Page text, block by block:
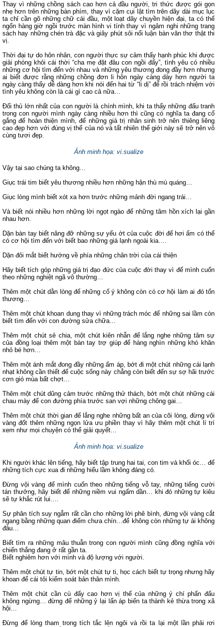
Thay vì những chồng sách cao hơn cả đầu người, tri thức được gói gọn
nhẹ hơn trên những bàn phím, thay vì cặm cụi lật tìm trên dãy dài mục lục
ta chỉ cần gõ những chữ cái đầu, một loạt dây chuyền hiện đại, ta có thể
ngốn hàng giờ ngồi trước màn hình vi tính thay vì ngâm nghi những trang
sách hay những chén trà đặc và giây phút sôi nổi luận bàn văn thơ thật thi
vị.
Thời đại tự do hôn nhân, con người thực sự cảm thấy hạnh phúc khi được
giải phóng khỏi cái thời “cha mẹ đặt đâu con ngồi đấy”, tình yêu có nhiều
những cơ hội tìm đến với nhau và những yêu thương đong đầy hơn nhưng
ai biết được rằng những chồng đơn li hôn ngày càng dày hơn người ta
ngày càng thấy dễ dàng hơn khi nói đến hai từ “li dị” để rồi trách nhiệm với
tình yêu không còn là cái gì cao cả nữa…
Đối thủ lớn nhất của con người là chính mình, khi ta thấy những đấu tranh
trong con người mình ngày càng nhiều hơn thì cũng có nghĩa ta đang cố
gắng để hoàn thiện mình, để những giá trị nhân sinh trở nên thiêng liêng
cao đẹp hơn với đúng vị thế của nó và tất nhiên thế giới này sẽ trở nên vô
cùng tươi đẹp.
Ảnh minh họa: vi.sualize
Vậy tại sao chúng ta không…
Giục trái tim biết yêu thương nhiều hơn những hận thù mù quáng…
Giục lòng mình biết xót xa hơn trước những mảnh đời ngang trái…
Và biết nói nhiều hơn những lời ngọt ngào để những tâm hồn xích lại gần
nhau hơn.
Dặn bàn tay biết nâng đỡ những sự yếu ớt của cuộc đời để hơi ấm có thể
có cơ hội tìm đến với biết bao những giá lạnh ngoài kia….
Dặn đôi mắt biết hướng về phía những chân trời của cái thiện
Hãy biết tích góp những giá trị đạo đức của cuộc đời thay vì để mình cuốn
theo những nghiệt ngã vô thường…
Thêm một chút dằn lòng để những cố ý không còn có cơ hội làm ai đó tổn
thương…
Thêm một chút khoan dung thay vì những trách móc để những sai lầm còn
biết tìm đến với con đường sửa chữa…
Thêm một chút sẻ chia, một chút kiên nhẫn để lắng nghe những tâm sự
của đồng loại thêm một bàn tay trợ giúp để hàng nghìn những khó khăn
nhỏ bé hơn…
Thêm một ánh mắt đong đầy những ấm áp, bớt đi một chút những cái lạnh
nhạt không cần thiết để cuộc sống này chẳng còn biết đến sự sợ hãi trước
cơn gió mùa bất chợt…
Thêm một chút dũng cảm trước những thử thách, bớt một chút những cái
chau mày để con đường phía trước san vợi những chông gai…
Thêm một chút thời gian để lắng nghe những bất an của cõi lòng, đừng vội
vàng đốt thêm những ngọn lửa ưu phiền thay vì hãy thêm một chút lí trí
xem như mọi chuyện có thể giải quyết…
Ảnh minh họa: vi.sualize
Khi người khác lên tiếng, hãy biết tập trung hai tai, con tim và khối óc… để
những tích cực xua đi những hiểu lầm không đáng có.
Đừng vội vàng để mình cuốn theo những tiếng vỗ tay, những tiếng cười
tán thưởng, hãy biết để những niềm vui ngấm dần… khi đó những tự kiêu
sẽ tự khắc rút lui….
Sự phân tích suy ngẫm rất cần cho những lời phê bình, đừng vội vàng cắt
ngang bằng những quan điểm chưa chín…để không còn những tự ái không
đâu…
Biết tìm ra những mâu thuẫn trong con người mình cũng đồng nghĩa với
chiến thắng đang ở rất gần ta.
Biết nghiêm hơn với mình và độ lượng với người.
Thêm một chút tự tin, bớt một chút tự ti, học cách biết tự trọng nhưng hãy
khoan để cái tôi kiểm soát bản thân mình.
Thêm một chút cần cù đẩy cao hơn vị thế của những ý chí phấn đấu
không ngừng… đừng để những ỷ lại lấn áp biến ta thành kẻ thừa trong xã
hội…
Đừng để lòng tham trong tích tắc lên ngôi và rồi ta lại một lần phải rơi